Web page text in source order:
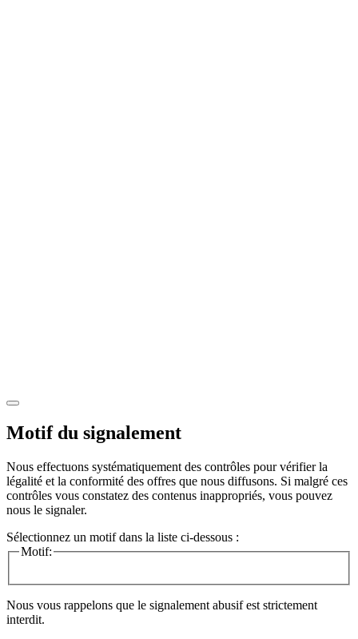
Motif du signalement
Nous effectuons systématiquement des contrôles pour vérifier la
légalité et la conformité des offres que nous diffusons. Si malgré ces
contrôles vous constatez des contenus inappropriés, vous pouvez
nous le signaler.
Sélectionnez un motif dans la liste ci-dessous :
Motif:
Nous vous rappelons que le signalement abusif est strictement
interdit.